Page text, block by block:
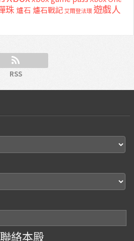
珠 爐石 爐石戰記艾爾登法環 遊戲人
RSS
聯絡本殿